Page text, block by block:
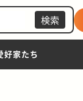
検索
好家たち